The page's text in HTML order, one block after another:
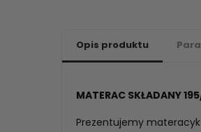
Opis produktu
MATERAC SKŁADANY
Prezentujemy